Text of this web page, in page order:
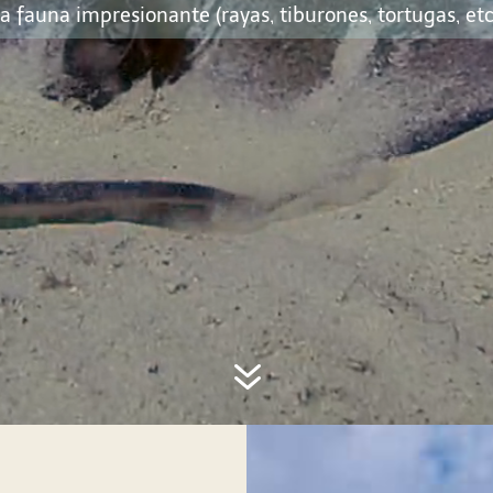
fauna impresionante (rayas, tiburones, tortugas,
7